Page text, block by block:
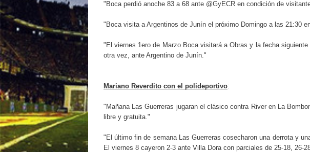
"Boca perdió anoche 83 a 68 ante @GyECR en condición de
"Boca visita a Argentinos de Junín el próximo Domingo a las 21:30
"El viernes 1ero de Marzo Boca visitará a Obras y la fecha
otra vez, ante Argentino de Junín."
Mariano Reverdito con el polideportivo:
"Mañana Las Guerreras jugaran el clásico contra River en La
libre y gratuita."
"El último fin de semana Las Guerreras cosecharon una derrota y
El viernes 8 cayeron 2-3 ante Villa Dora con parciales de 25-18, 26-